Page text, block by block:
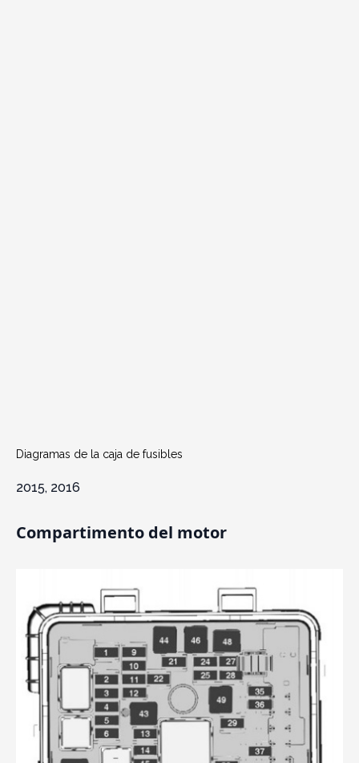
Diagramas de la caja de fusibles
2015, 2016
Compartimento del motor